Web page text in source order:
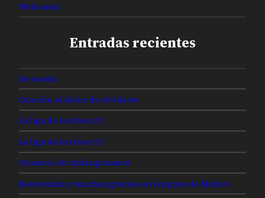
Webcomic
Entradas recientes
De vuelta
Canción al dolor de olvidarte
La liga de los feos (2)
La liga de los feos (1)
Glosario de chilanguismos
Bienvenido y muchas gracias en lenguas de México